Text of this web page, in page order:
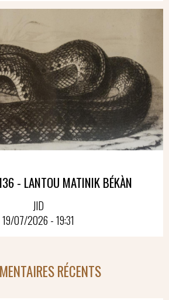
- LANTOU MATINIK BÉKÀN
JID
19/07/2026 - 19:31
RÉCENTS